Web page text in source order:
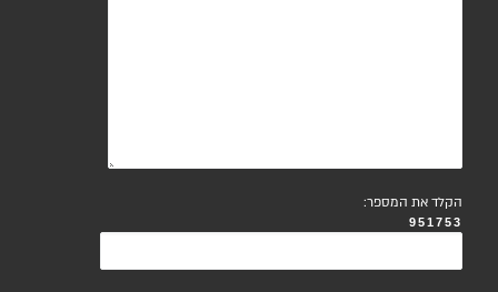
הקלד את המספר:
951753